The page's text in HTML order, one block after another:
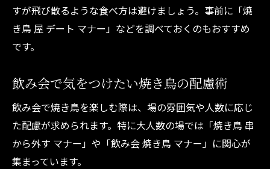
すが飛び散るような食べ方は避けましょう。事前に「焼
き鳥 屋 デート マナー」などを調べておくのもおすすめ
です。
飲み会で気をつけたい焼き鳥の配慮術
飲み会で焼き鳥を楽しむ際は、場の雰囲気や人数に応じ
た配慮が求められます。特に大人数の場では「焼き鳥 串
から外す マナー」や「飲み会 焼き鳥 マナー」に関心が
集まっています。